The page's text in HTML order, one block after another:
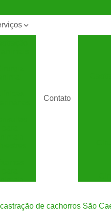
para
Contato
castração de cachorros São